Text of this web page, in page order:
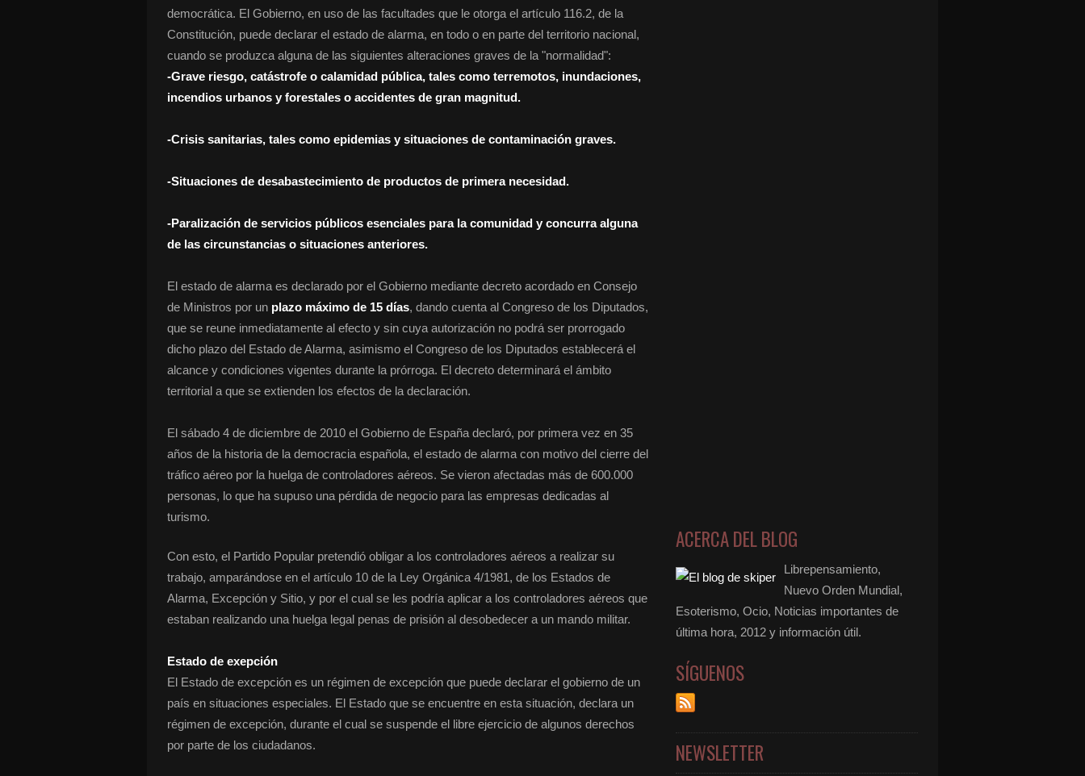
democrática. El Gobierno, en uso de las facultades que le otorga el artículo 116.2, de la
Constitución, puede declarar el estado de alarma, en todo o en parte del territorio nacional,
cuando se produzca alguna de las siguientes alteraciones graves de la "normalidad":
-Grave riesgo, catástrofe o calamidad pública, tales como terremotos, inundaciones,
incendios urbanos y forestales o accidentes de gran magnitud.
-Crisis sanitarias, tales como epidemias y situaciones de contaminación graves.
-Situaciones de desabastecimiento de productos de primera necesidad.
-Paralización de servicios públicos esenciales para la comunidad y concurra alguna
de las circunstancias o situaciones anteriores.
El estado de alarma es declarado por el Gobierno mediante decreto acordado en Consejo
de Ministros por un plazo máximo de 15 días, dando cuenta al Congreso de los Diputados,
que se reune inmediatamente al efecto y sin cuya autorización no podrá ser prorrogado
dicho plazo del Estado de Alarma, asimismo el Congreso de los Diputados establecerá el
alcance y condiciones vigentes durante la prórroga. El decreto determinará el ámbito
territorial a que se extienden los efectos de la declaración.
El sábado 4 de diciembre de 2010 el Gobierno de España declaró, por primera vez en 35
años de la historia de la democracia española, el estado de alarma con motivo del cierre del
tráfico aéreo por la huelga de controladores aéreos. Se vieron afectadas más de 600.000
personas, lo que ha supuso una pérdida de negocio para las empresas dedicadas al
turismo.
Con esto, el Partido Popular pretendió obligar a los controladores aéreos a realizar su
trabajo, amparándose en el artículo 10 de la Ley Orgánica 4/1981, de los Estados de
Alarma, Excepción y Sitio, y por el cual se les podría aplicar a los controladores aéreos que
estaban realizando una huelga legal penas de prisión al desobedecer a un mando militar.
Estado de exepción
El Estado de excepción es un régimen de excepción que puede declarar el gobierno de un
país en situaciones especiales. El Estado que se encuentre en esta situación, declara un
régimen de excepción, durante el cual se suspende el libre ejercicio de algunos derechos
por parte de los ciudadanos.
ACERCA DEL BLOG
Librepensamiento,
Nuevo Orden Mundial,
Esoterismo, Ocio, Noticias importantes de
última hora, 2012 y información útil.
SÍGUENOS
NEWSLETTER